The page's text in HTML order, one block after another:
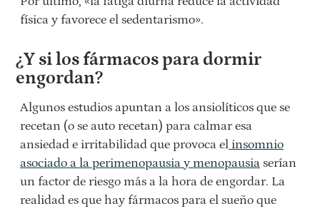
física y favorece el sedentarismo».
¿Y si los fármacos para dormir
engordan?
Algunos estudios apuntan a los ansiolíticos que se
recetan (o se auto recetan) para calmar esa
ansiedad e irritabilidad que provoca el insomnio
asociado a la perimenopausia y menopausia serían
un factor de riesgo más a la hora de engordar. La
realidad es que hay fármacos para el sueño que